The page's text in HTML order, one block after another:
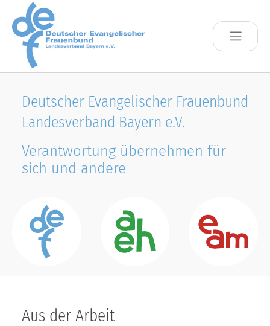
Skip to main content
Deutscher Evangelischer Frauenbund
Landesverband Bayern e.V.
Verantwortung übernehmen für
sich und andere
Aus der Arbeit